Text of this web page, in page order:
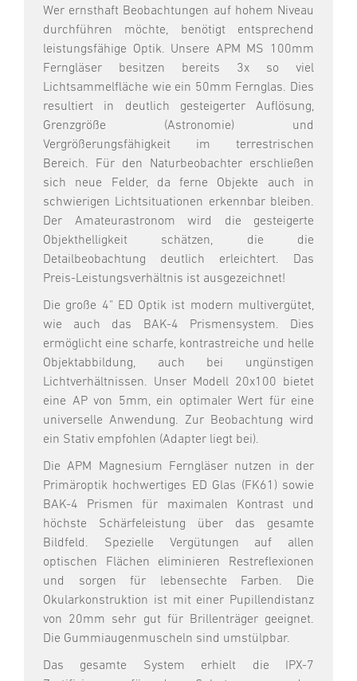
Wer ernsthaft Beobachtungen auf hohem Niveau
durchführen möchte, benötigt entsprechend
leistungsfähige Optik. Unsere APM MS 100mm
Ferngläser besitzen bereits 3x so viel
Lichtsammelfläche wie ein 50mm Fernglas. Dies
resultiert in deutlich gesteigerter Auflösung,
Grenzgröße (Astronomie) und
Vergrößerungsfähigkeit im terrestrischen
Bereich. Für den Naturbeobachter erschließen
sich neue Felder, da ferne Objekte auch in
schwierigen Lichtsituationen erkennbar bleiben.
Der Amateurastronom wird die gesteigerte
Objekthelligkeit schätzen, die die
Detailbeobachtung deutlich erleichtert. Das
Preis-Leistungsverhältnis ist ausgezeichnet!
Die große 4" ED Optik ist modern multivergütet,
wie auch das BAK-4 Prismensystem. Dies
ermöglicht eine scharfe, kontrastreiche und helle
Objektabbildung, auch bei ungünstigen
Lichtverhältnissen. Unser Modell 20x100 bietet
eine AP von 5mm, ein optimaler Wert für eine
universelle Anwendung. Zur Beobachtung wird
ein Stativ empfohlen (Adapter liegt bei).
Die APM Magnesium Ferngläser nutzen in der
Primäroptik hochwertiges ED Glas (FK61) sowie
BAK-4 Prismen für maximalen Kontrast und
höchste Schärfeleistung über das gesamte
Bildfeld. Spezielle Vergütungen auf allen
optischen Flächen eliminieren Restreflexionen
und sorgen für lebensechte Farben. Die
Okularkonstruktion ist mit einer Pupillendistanz
von 20mm sehr gut für Brillenträger geeignet.
Die Gummiaugenmuscheln sind umstülpbar.
Das gesamte System erhielt die IPX-7